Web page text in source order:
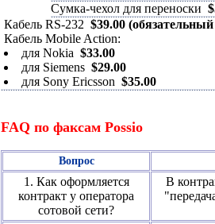
Сумка-чехол для переноски
Кабель RS-232 $39.00 (обязательный
Кабель Mobile Action:
для Nokia $33.00
для Siemens $29.00
для Sony Ericsson $35.00
FAQ по факсам Possio
Вопрос
1. Как оформляется
контракт у оператора
сотовой сети?
В